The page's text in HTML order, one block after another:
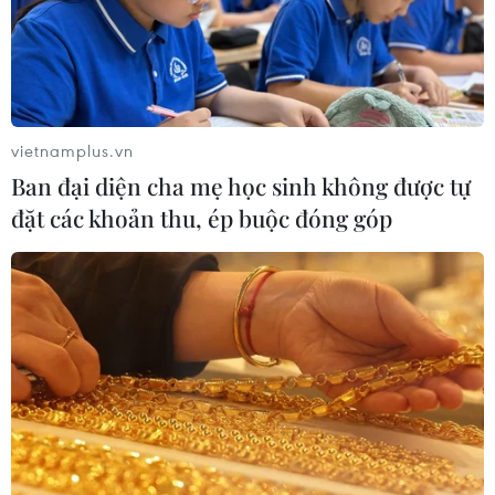
Thi lại ở Tuyên Quang: Thí
sinh vẫn được xét tuyển đại học theo
nguyện vọng đã đăng ký
05/08/2026 11:02
Thứ trưởng Bộ GD-ĐT: Thi lại không
phải để xóa bỏ trách nhiệm của thí
sinh
05/08/2026 09:19
Bắc Ninh: Tinh gọn hơn 50% đầu mối
cơ sở giáo dục công lập
05/08/2026 06:53
vietnamplus.vn
Ban đại diện cha mẹ học sinh không được tự
đặt các khoản thu, ép buộc đóng góp